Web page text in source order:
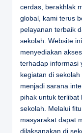
cerdas, berakhlak
global, kami terus
pelayanan terbaik
sekolah. Website
menyediakan
terhadap informasi
kegiatan di
menjadi sarana
pihak untuk terlibat
sekolah. Melalui
masyarakat dapat
dilaksanakan di